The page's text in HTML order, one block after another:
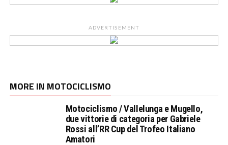
ADVERTISEMENT
MORE IN MOTOCICLISMO
Motociclismo / Vallelunga e Mugello,
due vittorie di categoria per Gabriele
Rossi all’RR Cup del Trofeo Italiano
Amatori